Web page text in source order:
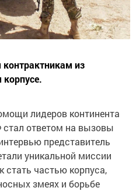
из
лидеров континента
ответом на вызовы
представитель
уникальной миссии
стать частью корпуса,
змеях и борьбе